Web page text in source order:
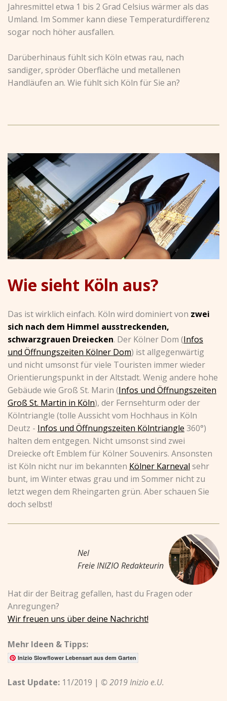
Jahresmittel etwa 1 bis 2 Grad Celsius wärmer als das
Umland. Im Sommer kann diese Temperaturdifferenz
sogar noch höher ausfallen.
Darüberhinaus fühlt sich Köln etwas rau, nach
sandiger, spröder Oberfläche und metallenen
Handläufen an. Wie fühlt sich Köln für Sie an?
Wie sieht Köln aus?
Das ist wirklich einfach. Köln wird dominiert von zwei
sich nach dem Himmel ausstreckenden,
schwarzgrauen Dreiecken. Der Kölner Dom (Infos
und Öffnungszeiten Kölner Dom) ist allgegenwärtig
und nicht umsonst für viele Touristen immer wieder
Orientierungspunkt in der Altstadt. Wenig andere hohe
Gebäude wie Groß St. Marin (Infos und Öffnungszeiten
Groß St. Martin in Köln), der Fernsehturm oder der
Kölntriangle (tolle Aussicht vom Hochhaus in Köln
Deutz - Infos und Öffnungszeiten Kölntriangle 360°)
halten dem entgegen. Nicht umsonst sind zwei
Dreiecke oft Emblem für Kölner Souvenirs. Ansonsten
ist Köln nicht nur im bekannten Kölner Karneval sehr
bunt, im Winter etwas grau und im Sommer nicht zu
letzt wegen dem Rheingarten grün. Aber schauen Sie
doch selbst!
Nel
Freie INIZIO Redakteurin
Hat dir der Beitrag gefallen, hast du Fragen oder
Anregungen?
Wir freuen uns über deine Nachricht!
Mehr Ideen & Tipps:
Inizio Slowflower Lebensart aus dem Garten
Last Update: 11/2019 | © 2019 Inizio e.U.